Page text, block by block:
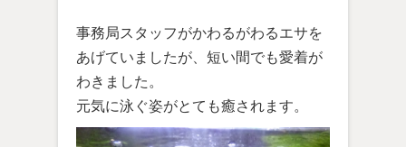
事務局スタッフがかわるがわるエサを
あげていましたが、短い間でも愛着が
わきました。
元気に泳ぐ姿がとても癒されます。